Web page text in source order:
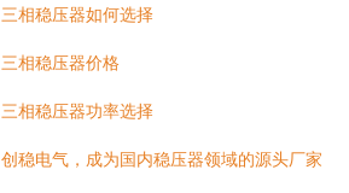
三相稳压器如何选择
三相稳压器价格
三相稳压器功率选择
创稳电气，成为国内稳压器领域的源头厂家